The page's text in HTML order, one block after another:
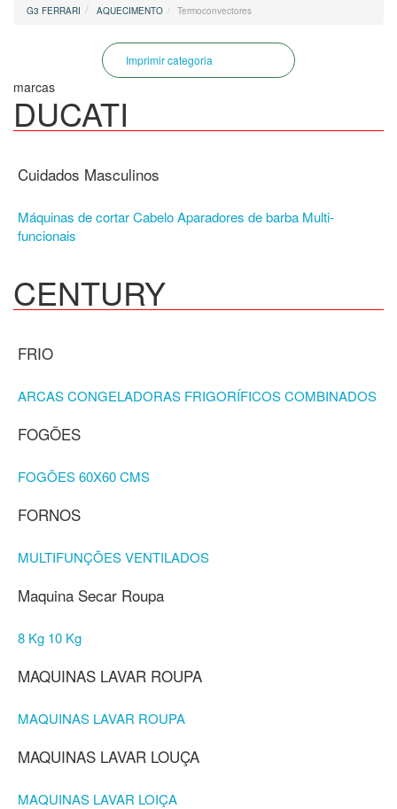
marcas
DUCATI
Cuidados Masculinos
Máquinas de cortar CabeloAparadores de barba Multi-
funcionais
CENTURY
FRIO
ARCAS CONGELADORAS FRIGORÍFICOSCOMBINADOS
FOGÕES
FOGÕES 60X60 CMS
FORNOS
MULTIFUNÇÕES VENTILADOS
Maquina Secar Roupa
8 Kg 10 Kg
MAQUINAS LAVAR ROUPA
MAQUINAS LAVAR ROUPA
MAQUINAS LAVAR LOUÇA
MAQUINAS LAVAR LOIÇA
G3 FERRARI AQUECIMENTO Termoconvectores
Imprimir categoria